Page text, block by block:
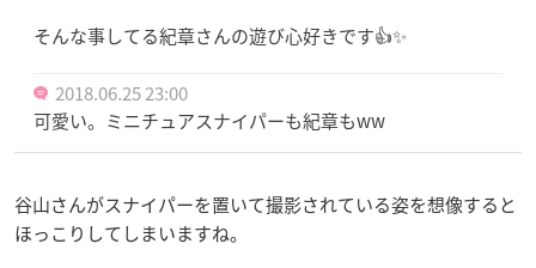
そんな事してる紀章さんの遊び心好きです👍✨
2018.06.25 23:00
可愛い。ミニチュアスナイパーも紀章もww
谷山さんがスナイパーを置いて撮影されている姿を想像すると
ほっこりしてしまいますね。